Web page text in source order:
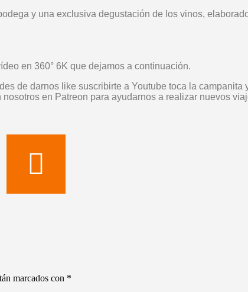
y una exclusiva degustación de los vinos,
en 360° 6K que dejamos a continuación.
de darnos like suscribirte a Youtube toca la campanita
en Patreon para ayudarnos a realizar nuevos
marcados con *